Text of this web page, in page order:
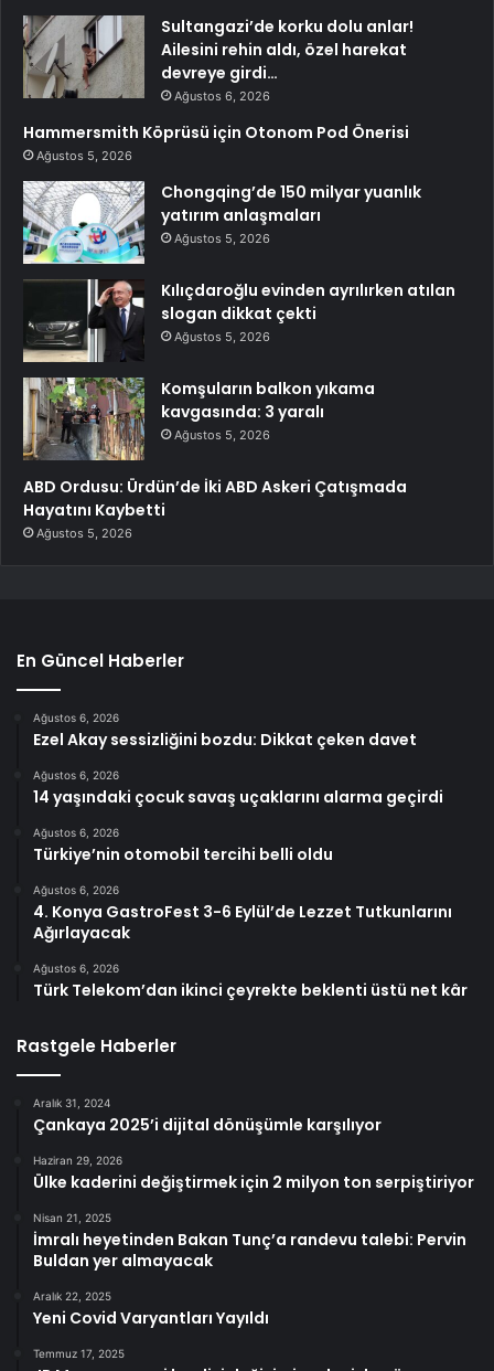
Sultangazi’de korku dolu anlar!
Ailesini rehin aldı, özel harekat
devreye girdi…
Ağustos 6, 2026
Hammersmith Köprüsü için Otonom Pod Önerisi
Ağustos 5, 2026
Chongqing’de 150 milyar yuanlık
yatırım anlaşmaları
Ağustos 5, 2026
Kılıçdaroğlu evinden ayrılırken atılan
slogan dikkat çekti
Ağustos 5, 2026
Komşuların balkon yıkama
kavgasında: 3 yaralı
Ağustos 5, 2026
ABD Ordusu: Ürdün’de İki ABD Askeri Çatışmada
Hayatını Kaybetti
Ağustos 5, 2026
En Güncel Haberler
Ağustos 6, 2026
Ezel Akay sessizliğini bozdu: Dikkat çeken davet
Ağustos 6, 2026
14 yaşındaki çocuk savaş uçaklarını alarma geçirdi
Ağustos 6, 2026
Türkiye’nin otomobil tercihi belli oldu
Ağustos 6, 2026
4. Konya GastroFest 3-6 Eylül’de Lezzet Tutkunlarını
Ağırlayacak
Ağustos 6, 2026
Türk Telekom’dan ikinci çeyrekte beklenti üstü net kâr
Rastgele Haberler
Aralık 31, 2024
Çankaya 2025’i dijital dönüşümle karşılıyor
Haziran 29, 2026
Ülke kaderini değiştirmek için 2 milyon ton serpiştiriyor
Nisan 21, 2025
İmralı heyetinden Bakan Tunç’a randevu talebi: Pervin
Buldan yer almayacak
Aralık 22, 2025
Yeni Covid Varyantları Yayıldı
Temmuz 17, 2025